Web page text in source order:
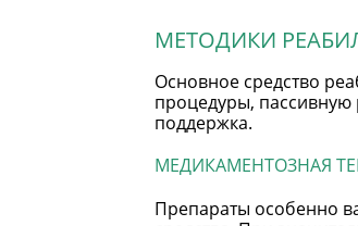
МЕТОДИКИ
Основное средство
процедуры, пассивную
поддержка.
МЕДИКАМЕНТОЗНАЯ
Препараты особенно